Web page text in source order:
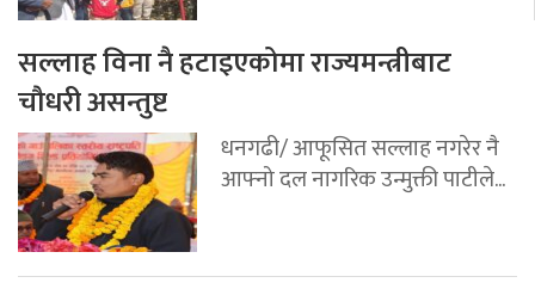
सल्लाह विना नै हटाइएकोमा राज्यमन्त्रीबाट
चौधरी असन्तुष्ट
धनगढी/ आफूसित सल्लाह नगरेर नै
आफ्नो दल नागरिक उन्मुक्ती पाटीले...